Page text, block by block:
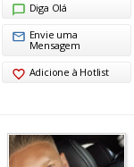
Diga Olá
Envie uma
Mensagem
Adicione à Hotlist